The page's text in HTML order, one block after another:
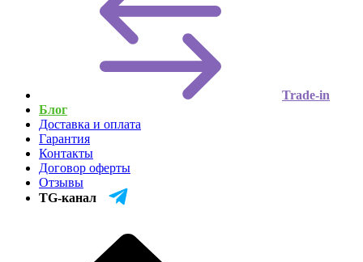
Trade-in
Блог
Доставка и оплата
Гарантия
Контакты
Договор оферты
Отзывы
TG-канал